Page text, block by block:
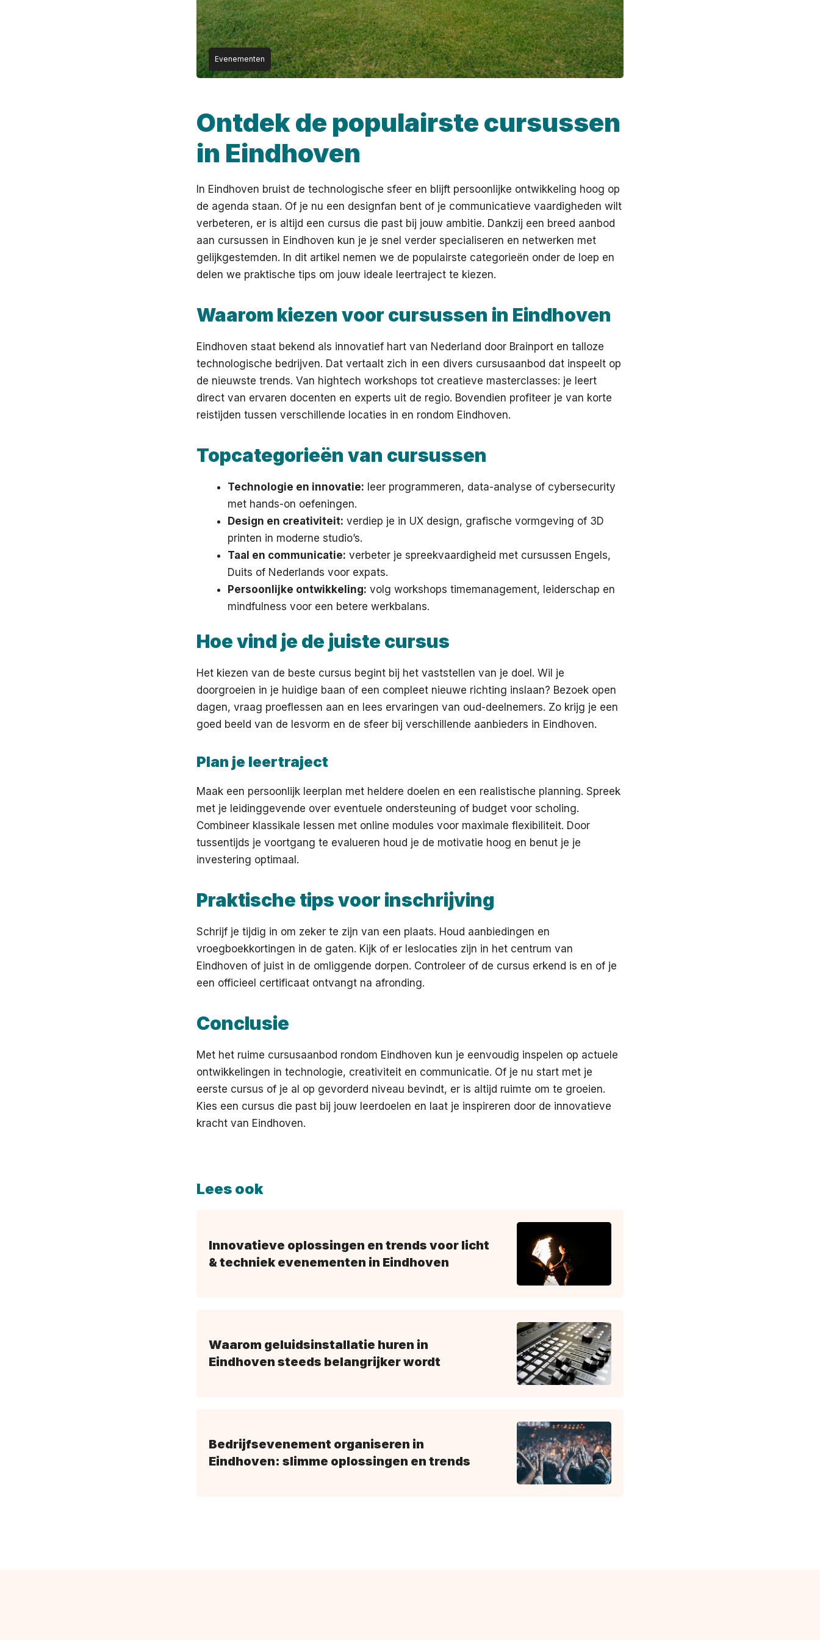
Evenementen
Ontdek de populairste cursussen
in Eindhoven
In Eindhoven bruist de technologische sfeer en blijft persoonlijke ontwikkeling hoog op
de agenda staan. Of je nu een designfan bent of je communicatieve vaardigheden wilt
verbeteren, er is altijd een cursus die past bij jouw ambitie. Dankzij een breed aanbod
aan cursussen in Eindhoven kun je je snel verder specialiseren en netwerken met
gelijkgestemden. In dit artikel nemen we de populairste categorieën onder de loep en
delen we praktische tips om jouw ideale leertraject te kiezen.
Waarom kiezen voor cursussen in Eindhoven
Eindhoven staat bekend als innovatief hart van Nederland door Brainport en talloze
technologische bedrijven. Dat vertaalt zich in een divers cursusaanbod dat inspeelt op
de nieuwste trends. Van hightech workshops tot creatieve masterclasses: je leert
direct van ervaren docenten en experts uit de regio. Bovendien profiteer je van korte
reistijden tussen verschillende locaties in en rondom Eindhoven.
Topcategorieën van cursussen
Technologie en innovatie: leer programmeren, data-analyse of cybersecurity
met hands-on oefeningen.
Design en creativiteit: verdiep je in UX design, grafische vormgeving of 3D
printen in moderne studio’s.
Taal en communicatie: verbeter je spreekvaardigheid met cursussen Engels,
Duits of Nederlands voor expats.
Persoonlijke ontwikkeling: volg workshops timemanagement, leiderschap en
mindfulness voor een betere werkbalans.
Hoe vind je de juiste cursus
Het kiezen van de beste cursus begint bij het vaststellen van je doel. Wil je
doorgroeien in je huidige baan of een compleet nieuwe richting inslaan? Bezoek open
dagen, vraag proeflessen aan en lees ervaringen van oud-deelnemers. Zo krijg je een
goed beeld van de lesvorm en de sfeer bij verschillende aanbieders in Eindhoven.
Plan je leertraject
Maak een persoonlijk leerplan met heldere doelen en een realistische planning. Spreek
met je leidinggevende over eventuele ondersteuning of budget voor scholing.
Combineer klassikale lessen met online modules voor maximale flexibiliteit. Door
tussentijds je voortgang te evalueren houd je de motivatie hoog en benut je je
investering optimaal.
Praktische tips voor inschrijving
Schrijf je tijdig in om zeker te zijn van een plaats. Houd aanbiedingen en
vroegboekkortingen in de gaten. Kijk of er leslocaties zijn in het centrum van
Eindhoven of juist in de omliggende dorpen. Controleer of de cursus erkend is en of je
een officieel certificaat ontvangt na afronding.
Conclusie
Met het ruime cursusaanbod rondom Eindhoven kun je eenvoudig inspelen op actuele
ontwikkelingen in technologie, creativiteit en communicatie. Of je nu start met je
eerste cursus of je al op gevorderd niveau bevindt, er is altijd ruimte om te groeien.
Kies een cursus die past bij jouw leerdoelen en laat je inspireren door de innovatieve
kracht van Eindhoven.
Lees ook
Innovatieve oplossingen en trends voor licht
& techniek evenementen in Eindhoven
Waarom geluidsinstallatie huren in
Eindhoven steeds belangrijker wordt
Bedrijfsevenement organiseren in
Eindhoven: slimme oplossingen en trends